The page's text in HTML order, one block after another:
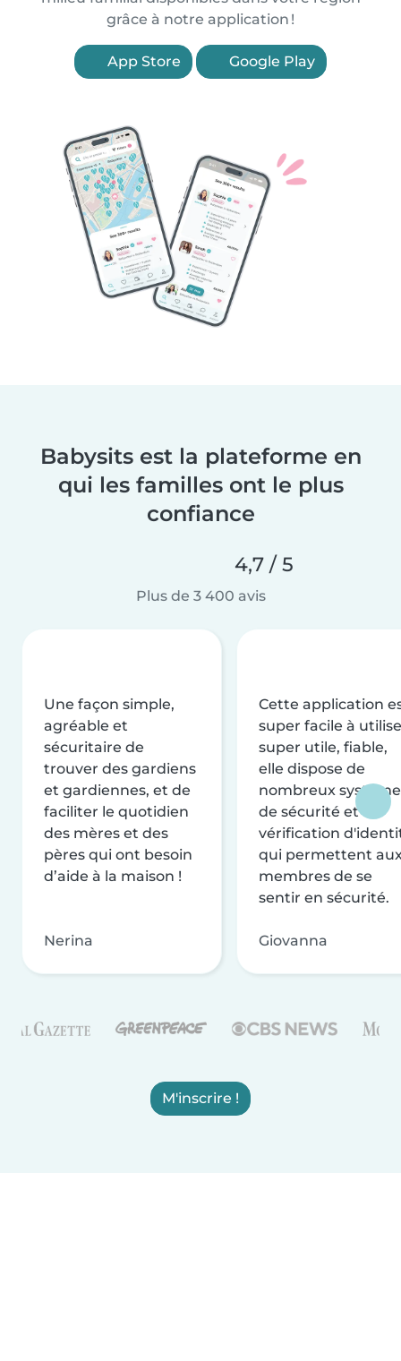
grâce à notre application !
App Store Google Play
Babysits est la plateforme en
qui les familles ont le plus
confiance
4,7 / 5
Plus de 3 400 avis
Une façon simple,
agréable et
sécuritaire de
trouver des gardiens
et gardiennes, et de
faciliter le quotidien
des mères et des
pères qui ont besoin
d’aide à la maison !
Nerina
Cette application
super facile à
super utile, fiable,
elle dispose de
nombreux
de sécurité et de
vérification
qui permettent
membres de se
sentir en sécurité.
Giovanna
M'inscrire !